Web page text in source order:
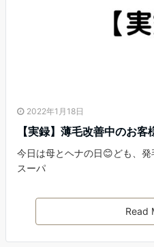
2022年1月18日
【実録】薄毛改善中のお客
今日は母とヘナの日😊ども、発
スーパ
Read